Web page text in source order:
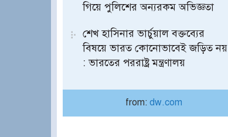
গিয়ে পুলিশের অন্যরকম অভিজ্ঞতা
শেখ হাসিনার ভার্চুয়াল বক্তব্যের
বিষয়ে ভারত কোনোভাবেই জড়িত নয়
: ভারতের পররাষ্ট্র মন্ত্রণালয়
from: dw.com